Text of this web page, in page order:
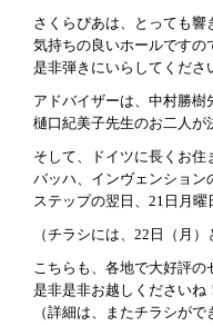
さくらぴあは、とっても響
気持ちの良いホールですの
是非弾きにいらしてくださ
アドバイザーは、中村勝樹
樋口紀美子先生のお二人が
そして、ドイツに長くお住
バッハ、インヴェンション
ステップの翌日、21日月曜
（チラシには、22日（月
こちらも、各地で大好評の
是非是非お越しくださいね
（詳細は、またチラシが